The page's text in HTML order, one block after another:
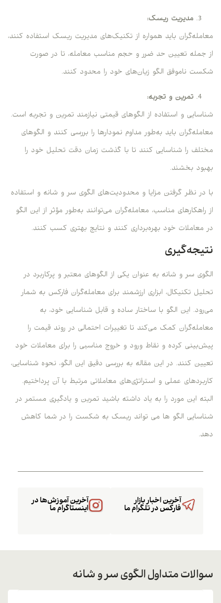
مدیریت ریسک:
معامله‌گران باید همواره از تکنیک‌های مدیریت ریسک استفاده کنند،
از جمله تعیین حد ضرر و حجم مناسب معامله، تا در صورت
شکست ناموفق الگو زیان‌های خود را محدود کنند.
تمرین و تجربه:
شناسایی و استفاده از الگوهای قیمتی نیازمند تمرین و تجربه است.
معامله‌گران باید به‌طور مداوم نمودارها را بررسی کنند و الگوهای
مختلف را شناسایی کنند تا با گذشت زمان دقت تحلیل خود را
بهبود بخشند.
با در نظر گرفتن مزایا و محدودیت‌های الگوی سر و شانه و استفاده
از راهکارهای مناسب، معامله‌گران می‌توانند به‌طور مؤثر از این الگو
در معاملات خود بهره‌برداری کنند و نتایج بهتری کسب کنند.
نتیجه‌گیری
الگوی سر و شانه به عنوان یکی از الگوهای معتبر و پرکاربرد در
تحلیل تکنیکال، ابزاری ارزشمند برای معامله‌گران فارکس به شمار
می‌رود. این الگو با ساختار ساده و قابل شناسایی خود، به
معامله‌گران کمک می‌کند تا تغییرات احتمالی در روند قیمت را
پیش‌بینی کرده و نقاط ورود و خروج مناسبی را برای معاملات خود
تعیین کنند. در این مقاله به بررسی دقیق این الگو، نحوه شناسایی،
کاربردهای عملی و استراتژی‌های معاملاتی مرتبط با آن پرداختیم.
البته این مورد را به یاد داشته باشید تمرین و یادگیری مستمر در
شناسایی الگو ها می تواند ریسک به شکست را در شما کاهش
دهد.
آخرین آموزش‌ها در
اینستاگرام ما
آخرین اخبار بازار
فارکس در تلگرام ما
سوالات متداول الگوی سر و شانه